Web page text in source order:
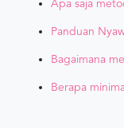
Apa saja
Panduan
Bagaimana
Berapa